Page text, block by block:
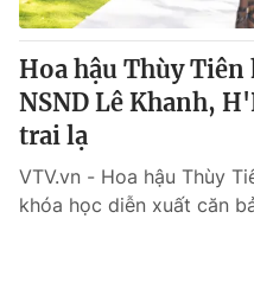
Cơ quan chủ quản:
Đài
Cơ quan báo chí: Thời báo
Giấy phép hoạt động báo in
cấp ngày 29/12/2023
Tổng Biên tập:
Phó Tổng Biên tập:Nguyễn
Nguyễn Trọng Ninh
Hoa hậu Thùy
NSND Lê Khanh,
trai lạ
VTV.vn - Hoa hậu Thùy
khóa học diễn xuất căn